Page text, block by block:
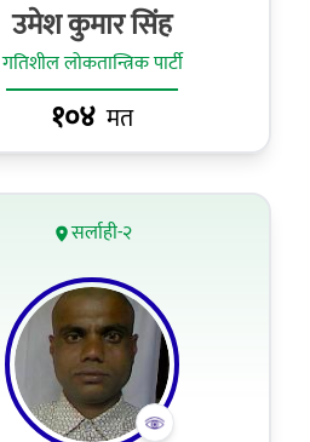
उमेश कुमार सिंह
गतिशील लोकतान्त्रिक पार्टी
१०४ मत
सर्लाही-२